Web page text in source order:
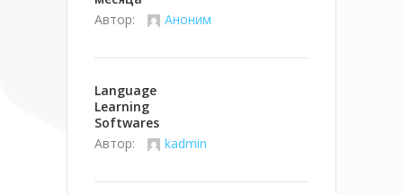
Автор:
Аноним
Language
Learning
Softwares
Автор:
kadmin